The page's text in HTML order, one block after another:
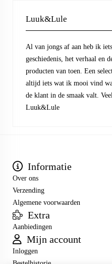
Luuk&Lule
Al van jongs af aan heb ik
geschiedenis, het verhaal en
producten van toen. Een
altijd iets wat ik mooi vind
de klant in de smaak valt.
Luuk&Lule
Informatie
Over ons
Verzending
Algemene voorwaarden
Extra
Aanbiedingen
Mijn account
Inloggen